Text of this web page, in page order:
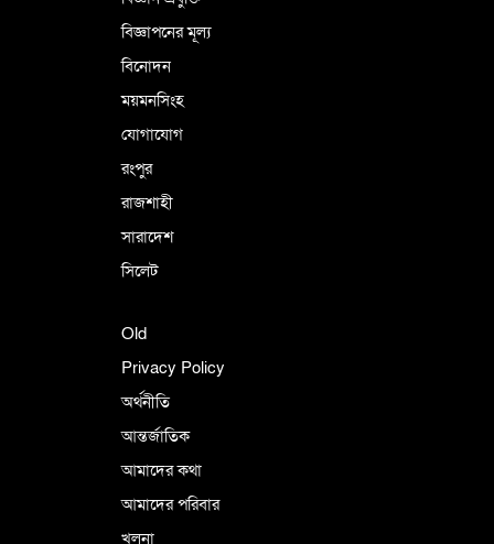
বিজ্ঞাপনের মূল্য
বিনোদন
ময়মনসিংহ
যোগাযোগ
রংপুর
রাজশাহী
সারাদেশ
সিলেট
Old
Privacy Policy
অর্থনীতি
আন্তর্জাতিক
আমাদের কথা
আমাদের পরিবার
খুলনা